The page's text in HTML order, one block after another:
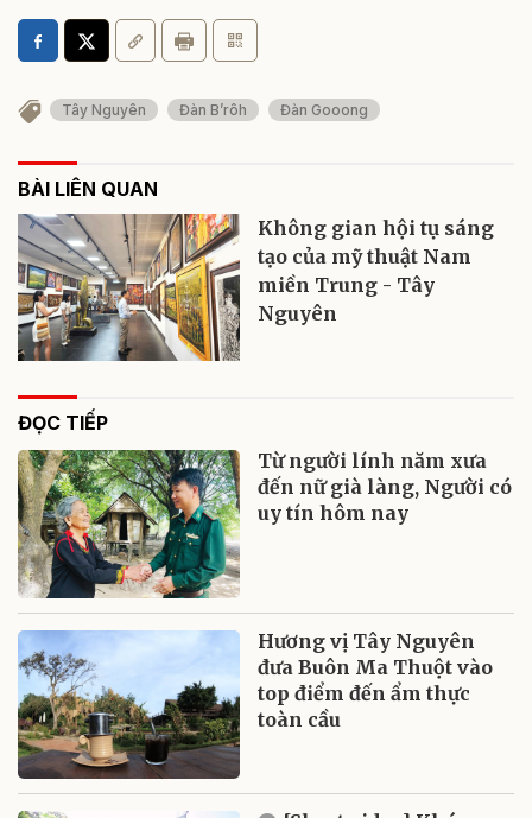
Tây Nguyên Đàn B’rôh Đàn Gooong
BÀI LIÊN QUAN
Không gian hội tụ sáng
tạo của mỹ thuật Nam
miền Trung - Tây
Nguyên
ĐỌC TIẾP
Từ người lính năm xưa
đến nữ già làng, Người có
uy tín hôm nay
Hương vị Tây Nguyên
đưa Buôn Ma Thuột vào
top điểm đến ẩm thực
toàn cầu